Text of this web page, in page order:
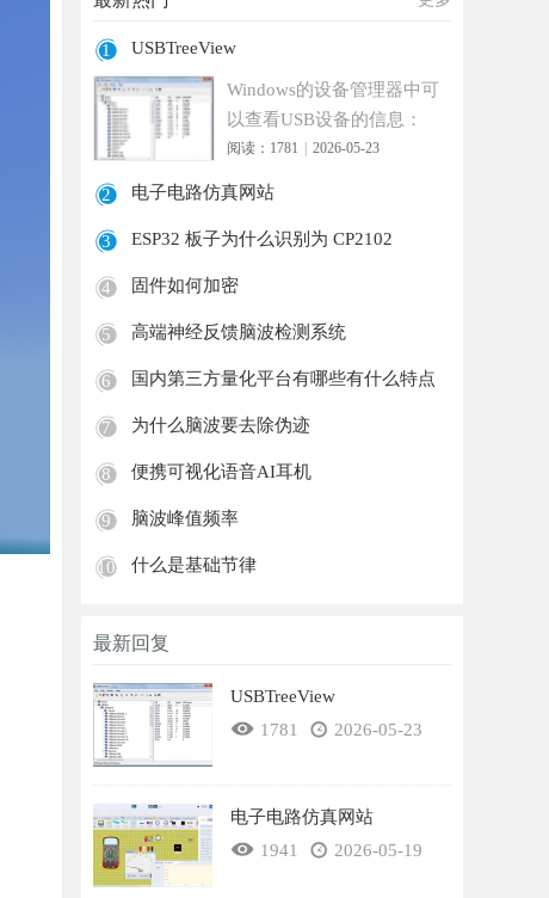
1 USBTreeView
Windows的设备管理器中可
以查看USB设备的信息：
驱动程序供应商：FTDI，
数字签名者：
阅读：1781 2026-05-23
2 电子电路仿真网站
3 ESP32 板子为什么识别为 CP2102
4 固件如何加密
5 高端神经反馈脑波检测系统
6 国内第三方量化平台有哪些有什么特点
7 为什么脑波要去除伪迹
8 便携可视化语音AI耳机
9 脑波峰值频率
10 什么是基础节律
最新回复
USBTreeView
1781
2026-05-23
电子电路仿真网站
1941
2026-05-19